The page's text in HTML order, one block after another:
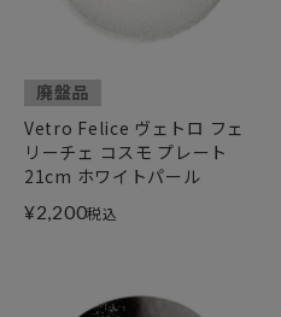
廃盤品
Vetro Felice ヴェトロ フェ
リーチェ コスモ プレート
21cm ホワイトパール
¥2,200税込